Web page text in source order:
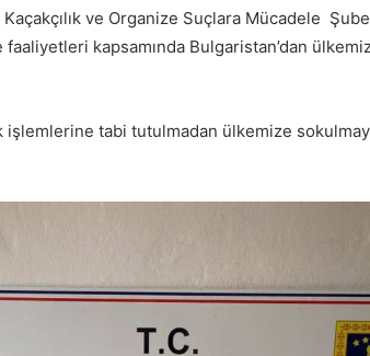
Kaçakçılık ve Organize Suçlara Mücadele
faaliyetleri kapsamında Bulgaristan’dan
işlemlerine tabi tutulmadan ülkemize